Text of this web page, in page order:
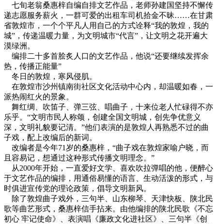
七旬老翁桑惠梓自编自排文艺作品，老师孙建国坚持不懈传
递志愿服务薪火，一群可爱的出租车司机拾金不昧……在甘肃
省敦煌市，一个个平凡人用自己的方式诠释“我的敦煌，我的
城”，传递温暖力量，为文明城市“代言”，让文明之花开遍大
漠绿洲。
编排二十多首脍炙人口的文艺作品，他说“还要继续发挥余
热，传播正能量”
冬日的敦煌，寒风侵肌。
在敦煌市沙州镇南街社区文化活动中心内，却温暖如春，一
派热闹红火的景象。
舞红绸、吹笛子、弹三弦、唱曲子，十来位老人忙碌得不亦
乐乎。“文明市民人称颂，创建全国文明城，创先争优意义
深，文明礼貌要记清。”他们表演的是敦煌人再熟悉不过的曲
子戏，配上改编后的新词。
改编者是今年71岁的桑惠梓，“曲子戏在敦煌家喻户晓，而
且容易记，想通过这种形式传播文明理念。”
从2000年开始，一直爱好文学、喜欢吹拉弹唱的他，便醉心
于文艺作品的编排，用通俗易懂的语言、生动活泼的形式，与
时俱进宣传党的理论政策，倡导文明新风。
除了敦煌曲子戏外，三句半、山东柳琴、天津快板、陕北民
歌等曲艺形式，桑惠梓信手拈来。由他编排的陕北民歌《不忘
初心 牢记使命》、表演唱《廉政文化进社区》、三句半《创